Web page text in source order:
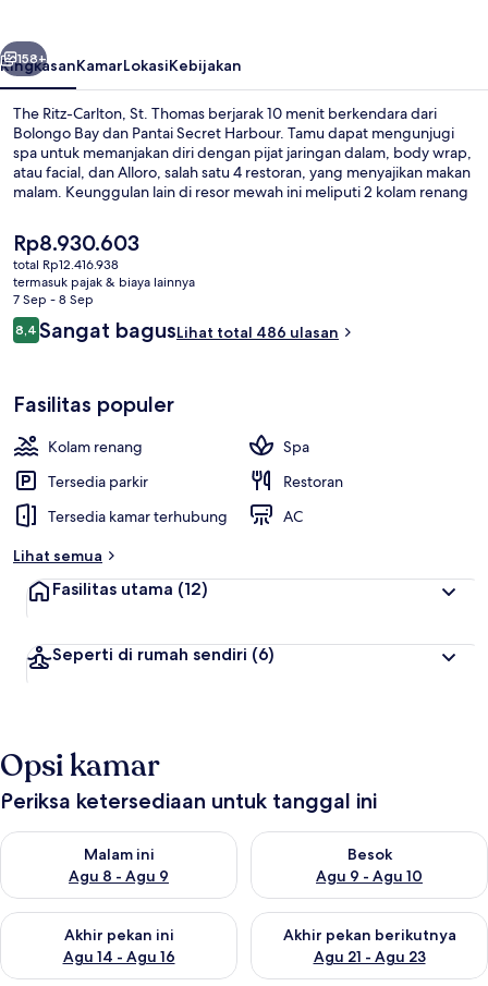
Berikutnya
158+
RingkasanKamarLokasiKebijakan
The Ritz-Carlton, St. Thomas berjarak 10 menit berkendara dari
Bolongo Bay dan Pantai Secret Harbour. Tamu dapat mengunjugi
spa untuk memanjakan diri dengan pijat jaringan dalam, body wrap,
atau facial, dan Alloro, salah satu 4 restoran, yang menyajikan makan
malam. Keunggulan lain di resor mewah ini meliputi 2 kolam renang
terkesan dengan staf.
Harga
saat
ini
Rp8.930.603
Rp8.930.603
total Rp12.416.938
termasuk pajak & biaya lainnya
7 Sep - 8 Sep
Ulasan
8,48,4 dari 10
Sangat bagusLihat total 486 ulasan
Fasilitas populer
Kolam renang
Spa
Tersedia parkir
Restoran
Tersedia kamar terhubung
AC
Lihat semua
Fasilitas utama (12)
Seperti di rumah sendiri (6)
Opsi kamar
Periksa ketersediaan untuk tanggal ini
Malam ini
Agu 8 - Agu 9
Periksa ketersediaan untuk malam ini Agu 8 - Agu 9
Besok
Agu 9 - Agu 10
Periksa ketersediaan untuk
Akhir pekan ini
Agu 14 - Agu 16
Periksa ketersediaan untuk akhir pekan ini Agu 14 - Agu 16
Akhir pekan berikutnya
Agu 21 - Agu 23
Periksa ketersediaan untuk